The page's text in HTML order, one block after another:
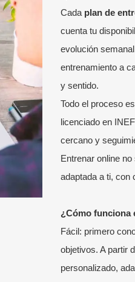
Cada plan de
cuenta tu
evolución
entrenamiento a
y sentido.
Todo el proceso
licenciado en
cercano y
Entrenar online
adaptada a ti, con
¿Cómo funciona
Fácil: primero
objetivos. A partir
personalizado,